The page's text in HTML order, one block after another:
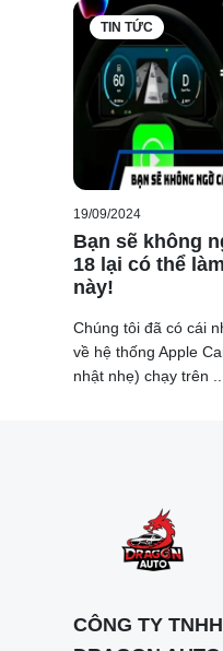
Với hệ truyền
hẳn so với bản
TIN TỨC
19/09/2024
Bạn sẽ không
18 lại có thể
này!
Chúng tôi đã có cái
về hệ thống Apple
nhật nhẹ) chạy trên
CÔNG TY